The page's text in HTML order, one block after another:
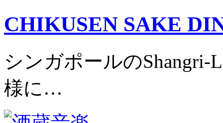
CHIKUSEN SAKE
シンガポールのShangri-
様に…